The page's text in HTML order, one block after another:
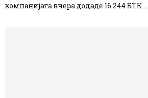
компанијата вчера додаде 16.244 БТК....